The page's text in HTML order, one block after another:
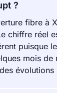
?
fibre à
chiffre réel
puisque
mois
évolutions